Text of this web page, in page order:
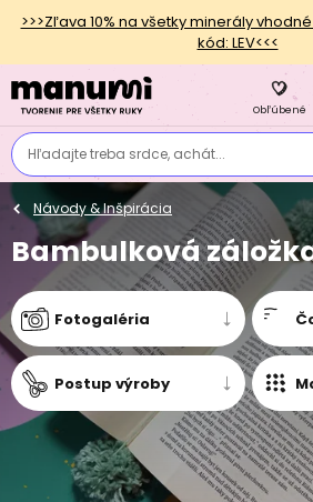
>>>Zľava 10% na všetky minerály
kód: LEV<<<
Hľadajte treba srdce, achát...
Obľúbené
Návody & Inšpirácia
Bambulková
Fotogaléria
Postup výroby